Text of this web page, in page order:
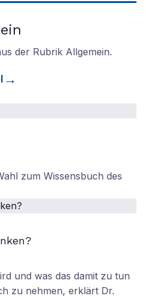
der Rubrik Allgemein.
zum Wissensbuch des
und was das damit zu tun
zu nehmen, erklärt Dr.